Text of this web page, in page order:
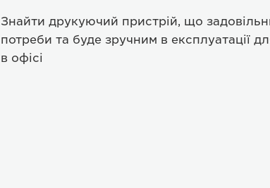
Знайти друкуючий пристрій, що
потреби та буде зручним в експлуатації
в офісі